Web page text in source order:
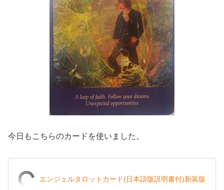
今日もこちらのカードを使いました。
エンジェルタロットカード(日本語版説明書付)新装版